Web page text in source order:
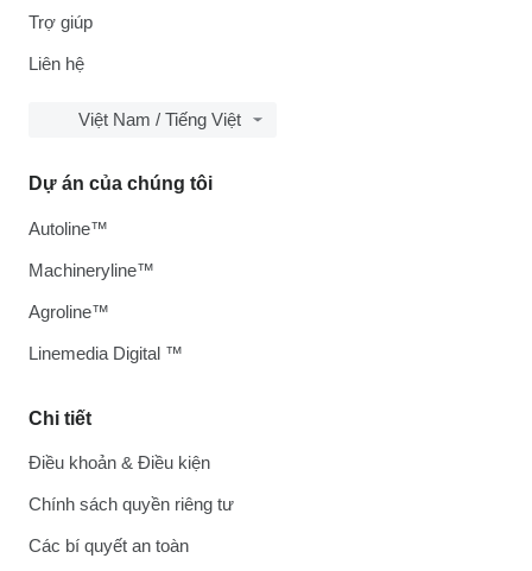
Trợ giúp
Liên hệ
Việt Nam / Tiếng Việt
Chi tiết
Điều khoản & Điều kiện
Chính sách quyền riêng tư
Các bí quyết an toàn
Dự án của chúng tôi
Autoline™
Machineryline™
Agroline™
Linemedia Digital ™